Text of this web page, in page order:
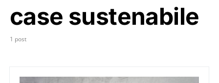
case sustenabile
1 post